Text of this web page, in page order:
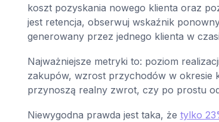
koszt pozyskania nowego klienta oraz
jest retencja, obserwuj wskaźnik
generowany przez jednego klienta w
Najważniejsze metryki to: poziom
zakupów, wzrost przychodów w okresie
przynoszą realny zwrot, czy po prostu
Niewygodna prawda jest taka, że tylko